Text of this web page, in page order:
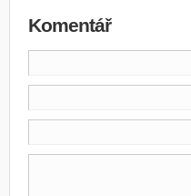
Komentář